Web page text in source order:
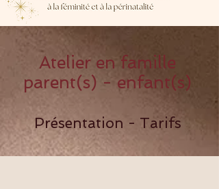
Atelier en famille
parent(s) - enfant(s)
Présentation - Tarifs